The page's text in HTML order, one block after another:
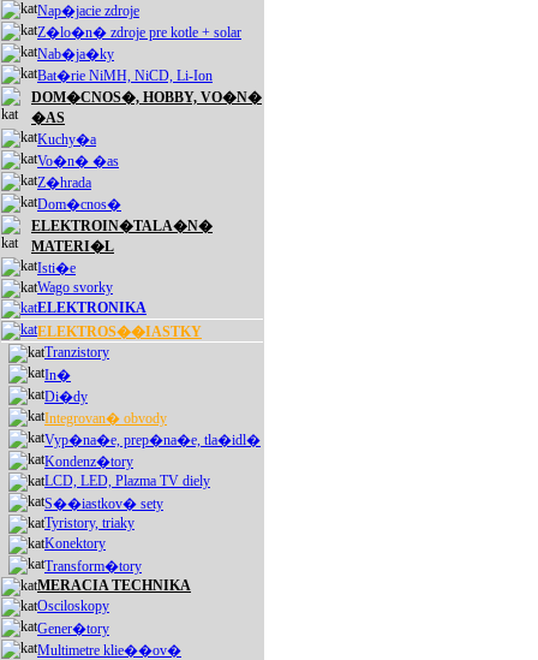
Nap�jacie zdroje
Z�lo�n� zdroje pre kotle + solar
Nab�ja�ky
Bat�rie NiMH, NiCD, Li-Ion
DOM�CNOS�, HOBBY, VO�N�
�AS
Kuchy�a
Vo�n� �as
Z�hrada
Dom�cnos�
ELEKTROIN�TALA�N�
MATERI�L
Isti�e
Wago svorky
ELEKTRONIKA
ELEKTROS��IASTKY
Tranzistory
In�
Di�dy
Integrovan� obvody
Vyp�na�e, prep�na�e, tla�idl�
Kondenz�tory
LCD, LED, Plazma TV diely
S��iastkov� sety
Tyristory, triaky
Konektory
Transform�tory
MERACIA TECHNIKA
Osciloskopy
Gener�tory
Multimetre klie��ov�